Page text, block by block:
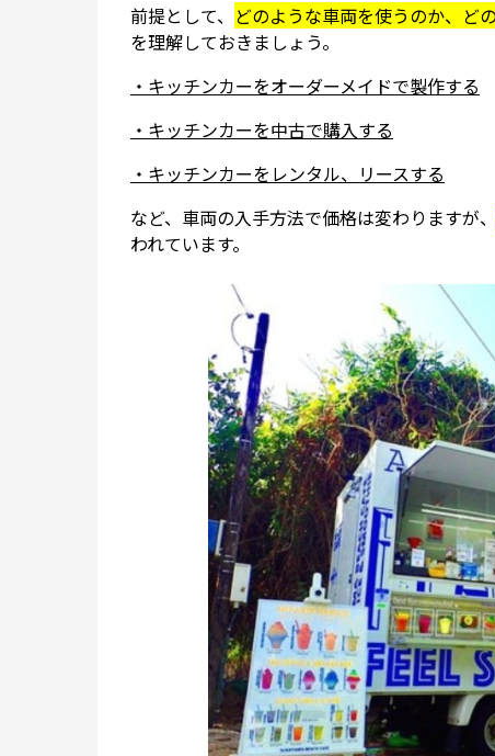
前提として、 どのような車両を使うのか、ど
を理解しておきましょう。
・キッチンカーをオーダーメイドで製作する
・キッチンカーを中古で購入する
・キッチンカーをレンタル、リースする
など、車両の入手方法で価格は変わりますが、
われています。